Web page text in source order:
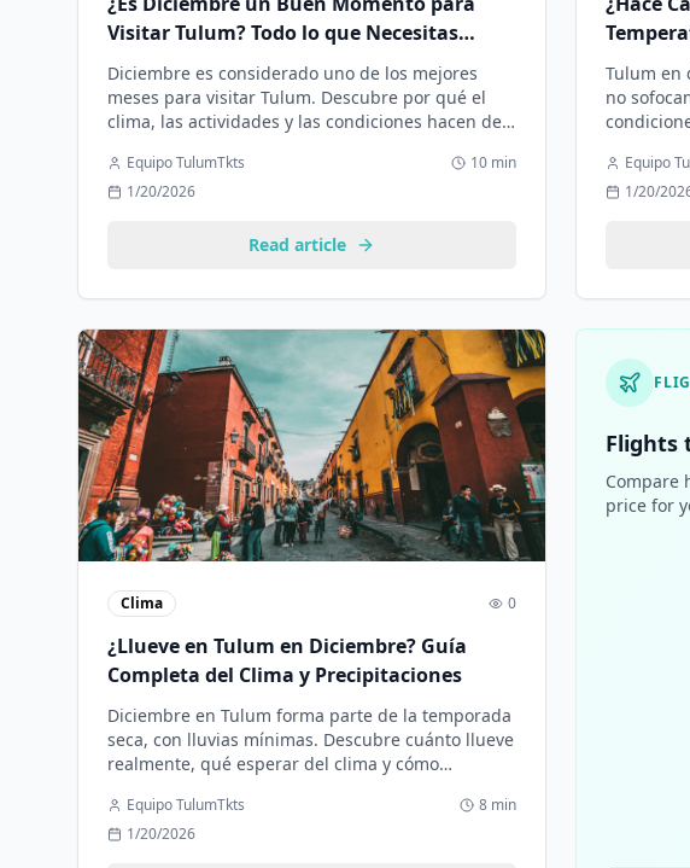
Visitar Tulum? Todo lo que Necesitas
Saber
Diciembre es considerado uno de los mejores
meses para visitar Tulum. Descubre por qué el
clima, las actividades y las condiciones hacen de
Equipo TulumTkts
10 min
1/20/2026
Read article
Tulum en
no
Equipo
1/20/
Clima 0
¿Llueve en Tulum en Diciembre? Guía
Completa del Clima y Precipitaciones
Diciembre en Tulum forma parte de la temporada
seca, con lluvias mínimas. Descubre cuánto llueve
realmente, qué esperar del clima y cómo
Equipo TulumTkts
8 min
1/20/2026
Flights
Compare
price for